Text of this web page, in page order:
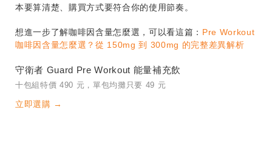
本要算清楚、購買方式要符合你的使用節奏。
想進一步了解咖啡因含量怎麼選，可以看這篇： Pre Workout
咖啡因含量怎麼選？從 150mg 到 300mg 的完整差異解析
守衛者 Guard Pre Workout 能量補充飲
十包組特價 490 元，單包均攤只要 49 元
立即選購 →